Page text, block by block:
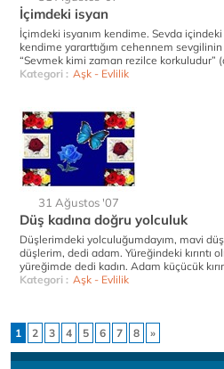
İçimdeki isyan
İçimdeki isyanım kendime. Sevda
kendime yararttığım cehennem sevgilinin
“Sevmek kimi zaman rezilce korkuludur”
Kategori : Aşk - Evlilik
31 Ağustos '07
Düş kadına doğru yolculuk
Düşlerimdeki yolculuğumdayım, mavi
düşlerim, dedi adam. Yüreğindeki kırıntı
yüreğimde dedi kadın. Adam küçücük
Kategori : Aşk - Evlilik
1
2 3 4 5 6 7 8 »